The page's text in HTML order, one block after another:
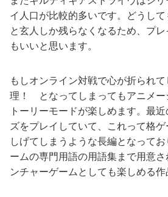
イ人口が比較的多いです。どうし
と玄人しか残らなくなるため、プ
もいいと思います。
もしオンライン対戦で心が折られ
理！ となってしまってもアニメー
トーリーモードが楽しめます。最
ズをプレイしていて、これって格
しげてしまうような長編となって
ームの専門用語の用語集まで用意
ンチャーゲームとしても楽しめる作